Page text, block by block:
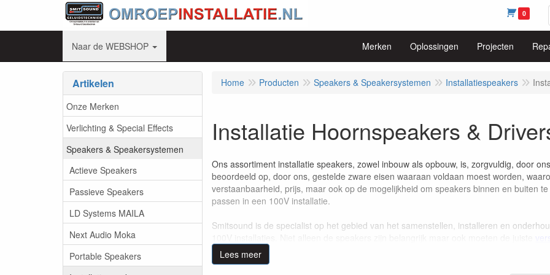
0
Naar de WEBSHOP Merken Oplossingen Projecten
Artikelen
Onze Merken
Verlichting & Special Effects
Speakers & Speakersystemen
Actieve Speakers
Passieve Speakers
LD Systems MAILA
Next Audio Moka
Portable Speakers
Home Producten Speakers & Speakersystemen Installatiespeakers
Installatie Hoornspeakers &
Ons assortiment installatie speakers, zowel inbouw als opbouw, is, zorgvuldig, door
beoordeeld op, door ons, gestelde zware eisen waaraan voldaan moest worden,
verstaanbaarheid, prijs, maar ook op de mogelijkheid om speakers binnen en buiten
passen in een 100V installatie.
Smitsound is de specialist op het gebied van het samenstellen, installeren en
afgestemd zijn. Binnen of buiten, in een restaurant, club, sportschool,
Lees meer